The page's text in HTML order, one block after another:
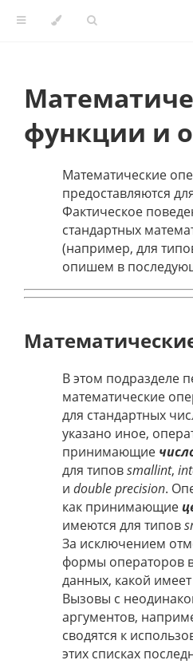
функции и
Математические
предоставляются
Фактическое
стандартных
(например, для
опишем в
В этом подразделе
математические
для стандартных
указано иное,
принимающие
для типовsmallint,
и double precision.
как принимающие
имеются для типов
За исключением
формы операторов
данных, какой
Вызовы с
аргументов,
сводятся к
этих списках